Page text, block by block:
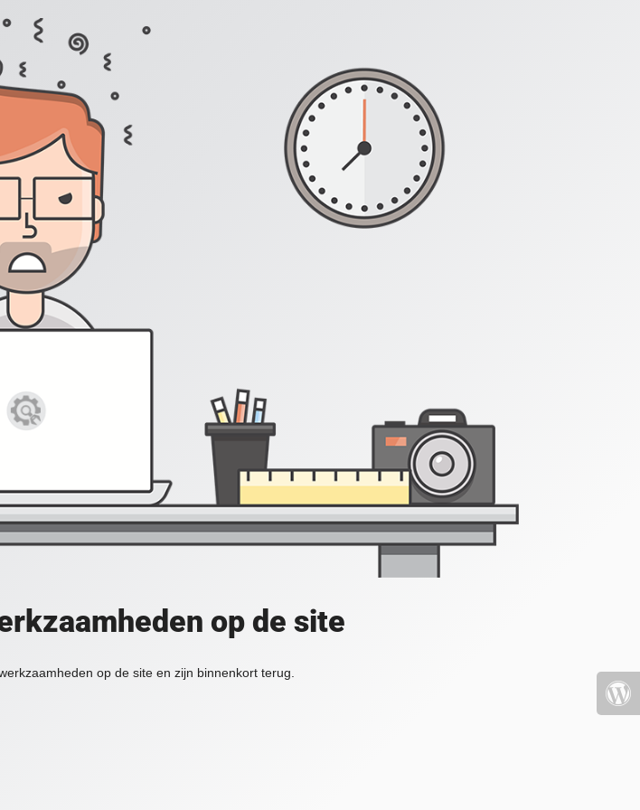
op de site
op de site en zijn binnenkort terug.